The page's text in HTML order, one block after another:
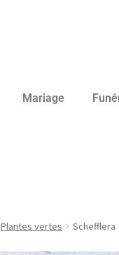
Mariage
Plantes vertes Schefflera